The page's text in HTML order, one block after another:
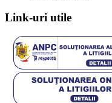
Link-uri utile